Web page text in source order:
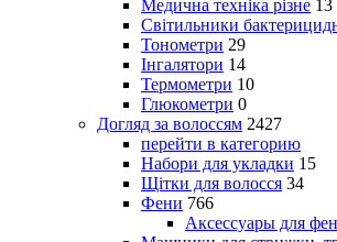
Медична техніка різне 13
Світильники
Тонометри 29
Інгалятори 14
Термометри 10
Глюкометри 0
Догляд за волоссям 2427
перейти в категорию
Набори для укладки 15
Щітки для волосся 34
Фени 766
Аксессуары для